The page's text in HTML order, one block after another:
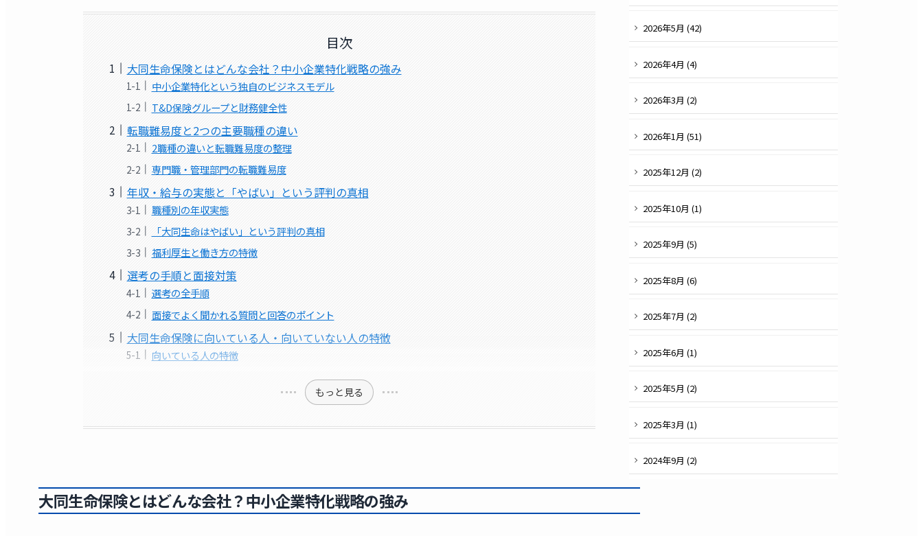
目次
大同生命保険とはどんな会社？中小企業特化戦略の強み
中小企業特化という独自のビジネスモデル
T&D保険グループと財務健全性
転職難易度と2つの主要職種の違い
2職種の違いと転職難易度の整理
専門職・管理部門の転職難易度
年収・給与の実態と「やばい」という評判の真相
職種別の年収実態
「大同生命はやばい」という評判の真相
福利厚生と働き方の特徴
選考の手順と面接対策
選考の全手順
面接でよく聞かれる質問と回答のポイント
大同生命保険に向いている人・向いていない人の特徴
向いている人の特徴
もっと見る
大同生命保険とはどんな会社？中小企業特化戦略の強み
2026年5月 (42)
2026年4月 (4)
2026年3月 (2)
2026年1月 (51)
2025年12月 (2)
2025年10月 (1)
2025年9月 (5)
2025年8月 (6)
2025年7月 (2)
2025年6月 (1)
2025年5月 (2)
2025年3月 (1)
2024年9月 (2)